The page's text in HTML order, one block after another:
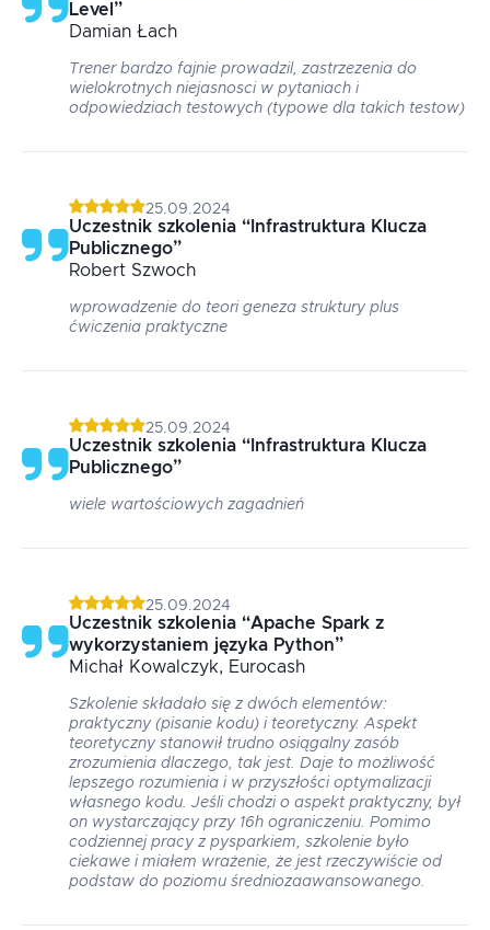
Level ”
Damian Łach
Trener bardzo fajnie prowadzil, zastrzezenia do
wielokrotnych niejasnosci w pytaniach i
odpowiedziach testowych (typowe dla takich testow)
25.09.2024
Uczestnik szkolenia “ Infrastruktura Klucza
Publicznego”
Robert Szwoch
wprowadzenie do teori geneza struktury plus
ćwiczenia praktyczne
25.09.2024
Uczestnik szkolenia “ Infrastruktura Klucza
Publicznego”
wiele wartościowych zagadnień
25.09.2024
Uczestnik szkolenia “Apache Spark z
wykorzystaniem języka Python”
Michał Kowalczyk, Eurocash
Szkolenie składało się z dwóch elementów:
praktyczny (pisanie kodu) i teoretyczny. Aspekt
teoretyczny stanowił trudno osiągalny zasób
zrozumienia dlaczego, tak jest. Daje to możliwość
lepszego rozumienia i w przyszłości optymalizacji
własnego kodu. Jeśli chodzi o aspekt praktyczny, był
on wystarczający przy 16h ograniczeniu. Pomimo
codziennej pracy z pysparkiem, szkolenie było
ciekawe i miałem wrażenie, że jest rzeczywiście od
podstaw do poziomu średniozaawansowanego.